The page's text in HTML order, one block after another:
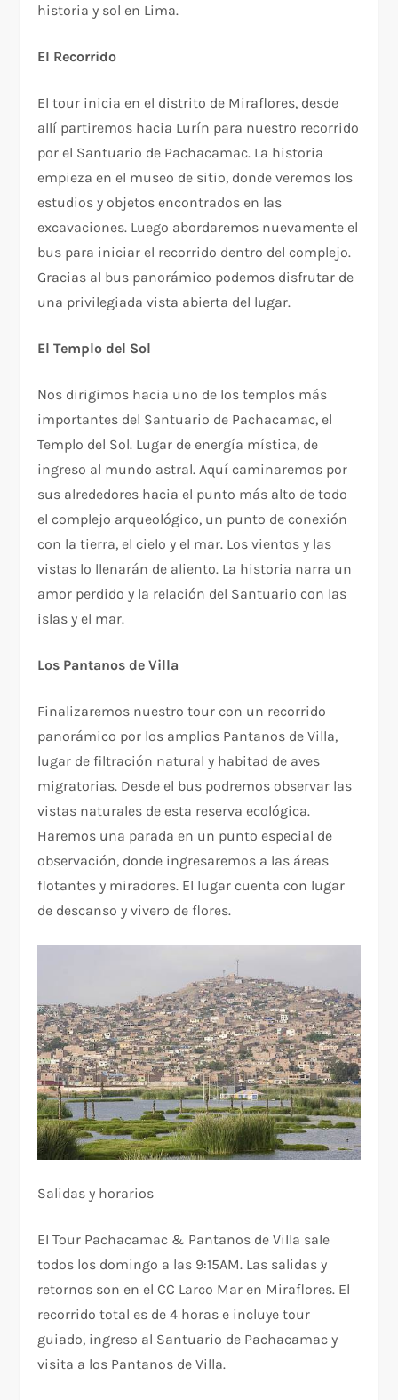
historia y sol en Lima.
El Recorrido
El tour inicia en el distrito de Miraflores, desde
allí partiremos hacia Lurín para nuestro recorrido
por el Santuario de Pachacamac. La historia
empieza en el museo de sitio, donde veremos los
estudios y objetos encontrados en las
excavaciones. Luego abordaremos nuevamente el
bus para iniciar el recorrido dentro del complejo.
Gracias al bus panorámico podemos disfrutar de
una privilegiada vista abierta del lugar.
El Templo del Sol
Nos dirigimos hacia uno de los templos más
importantes del Santuario de Pachacamac, el
Templo del Sol. Lugar de energía mística, de
ingreso al mundo astral. Aquí caminaremos por
sus alrededores hacia el punto más alto de todo
el complejo arqueológico, un punto de conexión
con la tierra, el cielo y el mar. Los vientos y las
vistas lo llenarán de aliento. La historia narra un
amor perdido y la relación del Santuario con las
islas y el mar.
Los Pantanos de Villa
Finalizaremos nuestro tour con un recorrido
panorámico por los amplios Pantanos de Villa,
lugar de filtración natural y habitad de aves
migratorias. Desde el bus podremos observar las
vistas naturales de esta reserva ecológica.
Haremos una parada en un punto especial de
observación, donde ingresaremos a las áreas
flotantes y miradores. El lugar cuenta con lugar
de descanso y vivero de flores.
Salidas y horarios
El Tour Pachacamac & Pantanos de Villa sale
todos los domingo a las 9:15AM. Las salidas y
retornos son en el CC Larco Mar en Miraflores. El
recorrido total es de 4 horas e incluye tour
guiado, ingreso al Santuario de Pachacamac y
visita a los Pantanos de Villa.